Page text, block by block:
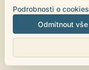
Podrobnosti o cookies
Odmítnout vše